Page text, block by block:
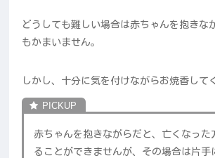
どうしても難しい場合は赤ちゃんを抱きな
もかまいません。
しかし、十分に気を付けながらお焼香して
赤ちゃんを抱きながらだと、亡くなった
ることができませんが、その場合は片手